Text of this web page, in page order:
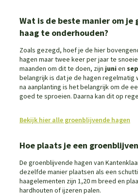
Wat is de beste manier om je
haag te onderhouden?
Zoals gezegd, hoef je de hier
hagen maar twee keer per jaar te
maanden om dit te doen, zijn juni en
belangrijk is dat je de hagen regelmatig
na aanplanting is het belangrijk om de
goed te sproeien. Daarna kan dit op
Bekijk hier alle groenblijvende hagen
Hoe plaats je een
De groenblijvende hagen van
dezelfde manier plaatsen als een
haagelementen zijn 1,20 m breed en
hardhouten of ijzeren palen.